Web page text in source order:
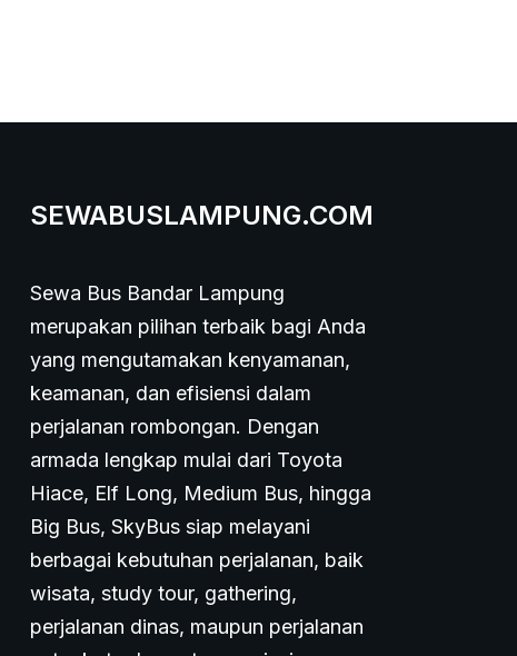
SEWABUSLAMPUNG.COM
Sewa Bus Bandar Lampung
merupakan pilihan terbaik bagi Anda
yang mengutamakan kenyamanan,
keamanan, dan efisiensi dalam
perjalanan rombongan. Dengan
armada lengkap mulai dari Toyota
Hiace, Elf Long, Medium Bus, hingga
Big Bus, SkyBus siap melayani
berbagai kebutuhan perjalanan, baik
wisata, study tour, gathering,
perjalanan dinas, maupun perjalanan